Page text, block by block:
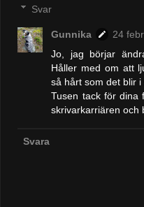
Svar
Gunnika
24
Jo, jag börjar
Håller med om att
så hårt som det blir i
Tusen tack för dina
skrivarkarriären och
Svara